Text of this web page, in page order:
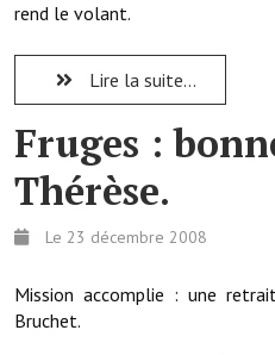
Numéros d'urgence
Terrains et maisons à vendre
VOTRE MAIRIE
Elus et agents
L'équipe municipale
rend le volant.
Lire la suite...
Fruges :
Thérèse.
Le 23 décembre 2008
Mission accomplie : une
Bruchet.